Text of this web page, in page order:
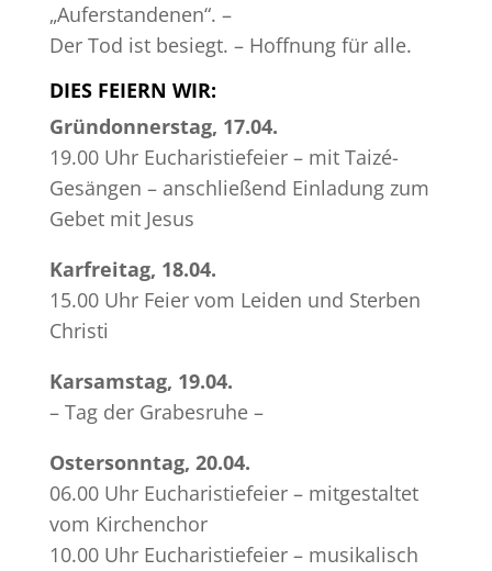
„Auferstandenen“. –
Der Tod ist besiegt. – Hoffnung für alle.
DIES FEIERN WIR:
Gründonnerstag, 17.04.
19.00 Uhr Eucharistiefeier – mit Taizé-
Gesängen – anschließend Einladung zum
Gebet mit Jesus
Karfreitag, 18.04.
15.00 Uhr Feier vom Leiden und Sterben
Christi
Karsamstag, 19.04.
– Tag der Grabesruhe –
Ostersonntag, 20.04.
06.00 Uhr Eucharistiefeier – mitgestaltet
vom Kirchenchor
10.00 Uhr Eucharistiefeier – musikalisch